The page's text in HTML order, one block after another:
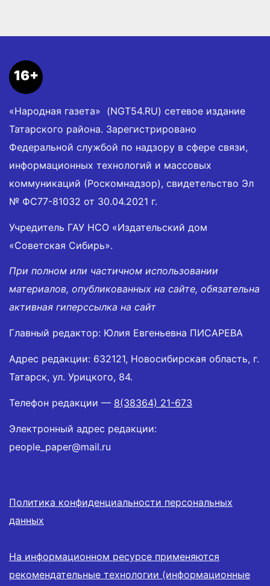
16+
«Народная газета» (NGT54.RU) сетевое издание
Татарского района. Зарегистрировано
Федеральной службой по надзору в сфере связи,
информационных технологий и массовых
коммуникаций (Роскомнадзор), свидетельство Эл
№ ФС77-81032 от 30.04.2021 г.
Учредитель ГАУ НСО «Издательский дом
«Советская Сибирь».
При полном или частичном использовании
материалов, опубликованных на сайте, обязательна
активная гиперссылка на сайт
Главный редактор: Юлия Евгеньевна ПИСАРЕВА
Адрес редакции: 632121, Новосибирская область, г.
Татарск, ул. Урицкого, 84.
Телефон редакции — 8(38364) 21-673
Электронный адрес редакции:
people_paper@mail.ru
Политика конфиденциальности персональных
данных
На информационном ресурсе применяются
рекомендательные технологии (информационные